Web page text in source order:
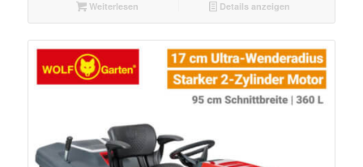
Weiterlesen Details anzeigen